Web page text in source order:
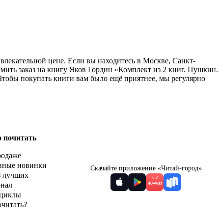
цене. Если вы находитесь в Москве, Санкт-
заказ на книгу Яков Гордин «Комплект из 2 книг. Пушкин.
покупать книги вам было ещё приятнее, мы регулярно
почитать
новинки
лучших
Скачайте приложение «Читай-город»